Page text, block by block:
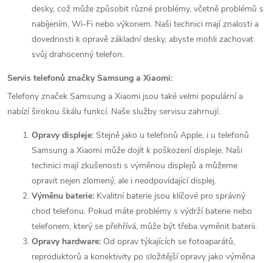
desky, což může způsobit různé problémy, včetně problémů s
nabíjením, Wi-Fi nebo výkonem. Naši technici mají znalosti a
dovednosti k opravě základní desky, abyste mohli zachovat
svůj drahocenný telefon.
Servis telefonů značky Samsung a Xiaomi:
Telefony značek Samsung a Xiaomi jsou také velmi populární a
nabízí širokou škálu funkcí. Naše služby servisu zahrnují:
Opravy displeje: Stejně jako u telefonů Apple, i u telefonů
Samsung a Xiaomi může dojít k poškození displeje. Naši
technici mají zkušenosti s výměnou displejů a můžeme
opravit nejen zlomený, ale i neodpovídající displej.
Výměnu baterie: Kvalitní baterie jsou klíčové pro správný
chod telefonu. Pokud máte problémy s výdrží baterie nebo
telefonem, který se přehřívá, může být třeba vyměnit baterii.
Opravy hardware: Od oprav týkajících se fotoaparátů,
reproduktorů a konektivity po složitější opravy jako výměna